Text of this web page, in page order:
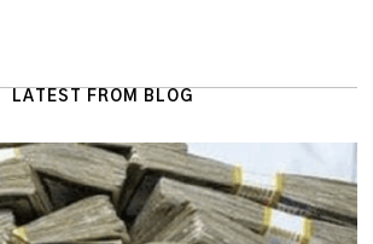
LATEST FROM BLOG